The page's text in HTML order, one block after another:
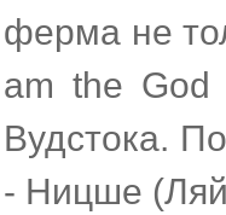
ферма не
am the
Вудстока.
- Ницше